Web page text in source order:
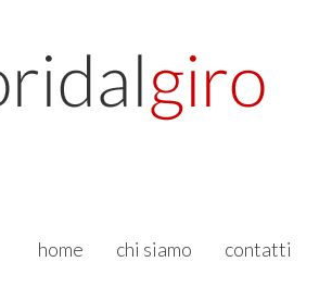
home chi siamo contatti